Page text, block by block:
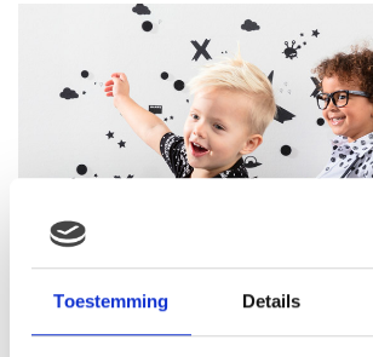
Toestemming Details